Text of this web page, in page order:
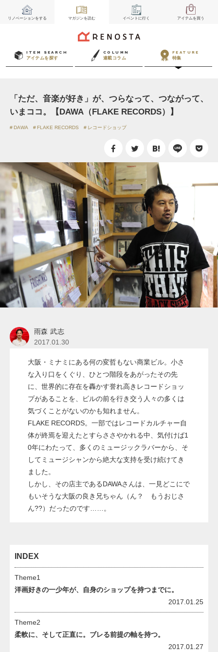
リノベーションをする マガジンを読む イベント に行く アイテムを買う
ITEM SEARCH
アイテムを探す
COLUMN
連載コラム
FEATURE
特集
「ただ、音楽が好き」が、つらなって、つながって、
いまココ。【DAWA（FLAKE RECORDS）】
DAWA FLAKE RECORDS レコードショップ
雨森 武志
2017.01.30
大阪・ミナミにある何の変哲もない商業ビル。小さ
な入り口をくぐり、ひとつ階段をあがったその先
に、世界的に存在を轟かす誉れ高きレコードショッ
プがあることを、ビルの前を行き交う人々の多くは
気づくことがないのかも知れません。
FLAKE RECORDS。一部ではレコードカルチャー自
体が終焉を迎えたとすらささやかれる中、気付けば1
0年にわたって、多くのミュージックラバーから、そ
してミュージシャンから絶大な支持を受け続けてき
ました。
しかし、その店主であるDAWAさんは、一見どこにで
もいそうな大阪の良き兄ちゃん（ん？ もうおじさ
ん??）だったのです……。
INDEX
Theme1
洋画好きの一少年が、自身のショップを持つまでに。
2017.01.25
Theme2
柔軟に、そして正直に。ブレる前提の軸を持つ。
2017.01.27